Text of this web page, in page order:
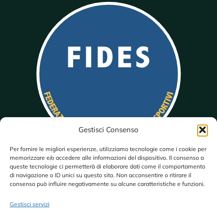
Gestisci Consenso
Per fornire le migliori esperienze, utilizziamo tecnologie come i cookie per
memorizzare e/o accedere alle informazioni del dispositivo. Il consenso a
queste tecnologie ci permetterà di elaborare dati come il comportamento
di navigazione o ID unici su questo sito. Non acconsentire o ritirare il
consenso può influire negativamente su alcune caratteristiche e funzioni.
Gestisci servizi